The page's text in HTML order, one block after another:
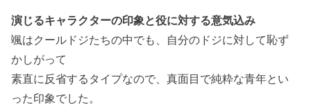
演じるキャラクターの印象と役に対する意気込み
颯はクールドジたちの中でも、自分のドジに対して恥ず
かしがって
素直に反省するタイプなので、真面目で純粋な青年とい
った印象でした。